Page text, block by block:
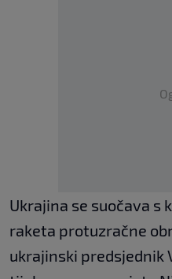
Ukrajina se suočava
raketa protuzračne
ukrajinski predsjednik